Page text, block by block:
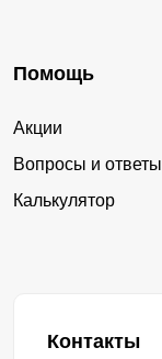
Помощь
Акции
Вопросы и ответы
Калькулятор
Контакты